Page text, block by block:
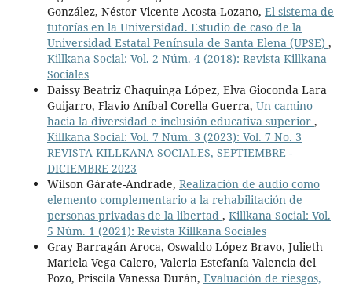
González, Néstor Vicente Acosta-Lozano, El sistema de
tutorías en la Universidad. Estudio de caso de la
Universidad Estatal Península de Santa Elena (UPSE) ,
Killkana Social: Vol. 2 Núm. 4 (2018): Revista Killkana
Sociales
Daissy Beatriz Chaquinga López, Elva Gioconda Lara
Guijarro, Flavio Aníbal Corella Guerra, Un camino
hacia la diversidad e inclusión educativa superior ,
Killkana Social: Vol. 7 Núm. 3 (2023): Vol. 7 No. 3
REVISTA KILLKANA SOCIALES, SEPTIEMBRE -
DICIEMBRE 2023
Wilson Gárate-Andrade, Realización de audio como
elemento complementario a la rehabilitación de
personas privadas de la libertad , Killkana Social: Vol.
5 Núm. 1 (2021): Revista Killkana Sociales
Gray Barragán Aroca, Oswaldo López Bravo, Julieth
Mariela Vega Calero, Valeria Estefanía Valencia del
Pozo, Priscila Vanessa Durán, Evaluación de riesgos,